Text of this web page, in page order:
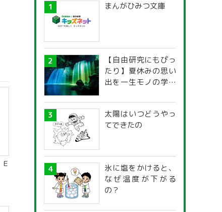
まんがひみつ文庫
【自由研究にもぴっ
たり】夏休みの思い
出を一生モノの学び
探究ガイド
太陽はいつどうやっ
てできたの
氷に塩をかけると、
なぜ温度が下がる
の？